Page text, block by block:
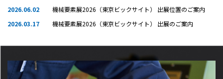
2026.06.02
機械要素展2026（東京ビックサイト） 出展位置のご案内
2026.03.17
機械要素展2026（東京ビックサイト） 出展のご案内